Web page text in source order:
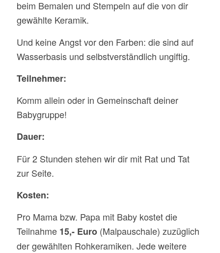
beim Bemalen und Stempeln auf die von dir
gewählte Keramik.
Und keine Angst vor den Farben: die sind auf
Wasserbasis und selbstverständlich ungiftig.
Teilnehmer:
Komm allein oder in Gemeinschaft deiner
Babygruppe!
Dauer:
Für 2 Stunden stehen wir dir mit Rat und Tat
zur Seite.
Kosten:
Pro Mama bzw. Papa mit Baby kostet die
Teilnahme 15,- Euro(Malpauschale) zuzüglich
der gewählten Rohkeramiken. Jede weitere